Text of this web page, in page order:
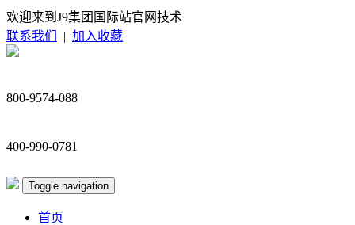
欢迎来到J9集团国际站官网技术
联系我们
| 加入收藏
800-9574-088
400-990-0781
Toggle navigation
首页